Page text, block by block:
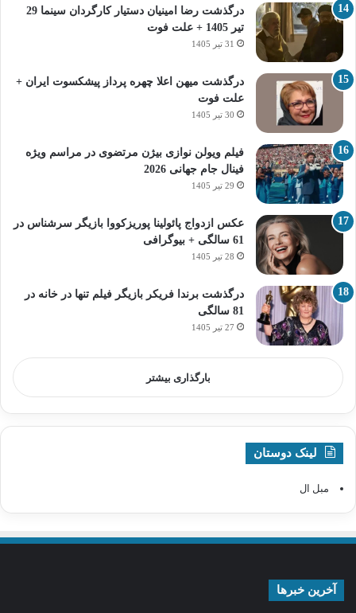
درگذشت رضا امینیان دستیار کارگردان سینما 29
تیر 1405 + علت فوت
31 تیر 1405
درگذشت میهن اعلا چهره پرداز پیشکسوت ایران +
علت فوت
30 تیر 1405
فیلم ویولن نوازی بیژن مرتضوی در مراسم ویژه
فینال جام جهانی 2026
29 تیر 1405
عکس ازدواج پائولینا پوریزکووا بازیگر سرشناس در
61 سالگی + بیوگرافی
28 تیر 1405
درگذشت برندا فریکر بازیگر فیلم تنها در خانه در
81 سالگی
27 تیر 1405
بارگذاری بیشتر
لینک دوستان
مبل ال
آخرین خبرها